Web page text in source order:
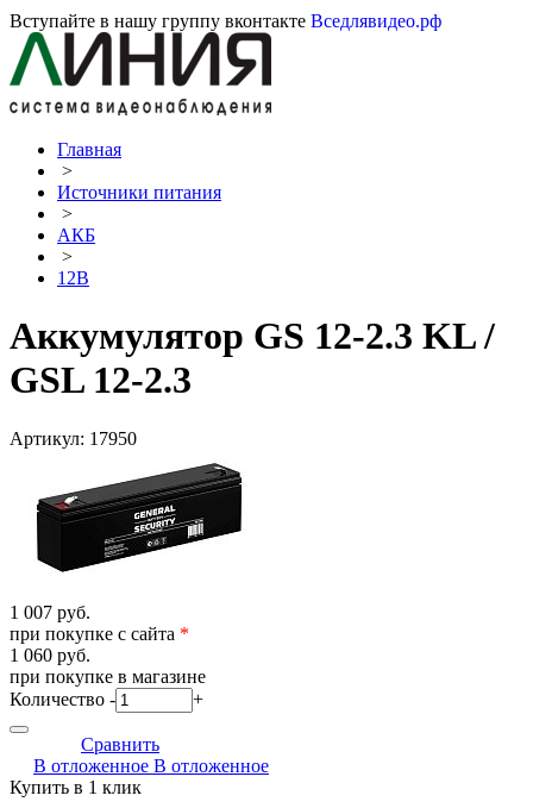
Вступайте в нашу группу вконтакте Вседлявидео.рф
Главная
>
Источники питания
>
АКБ
>
12В
Аккумулятор GS 12-2.3 KL /
GSL 12-2.3
Артикул: 17950
1 007 руб.
при покупке с сайта *
1 060 руб.
при покупке в магазине
Количество - +
Сравнить
В отложенное В отложенное
Купить в 1 клик